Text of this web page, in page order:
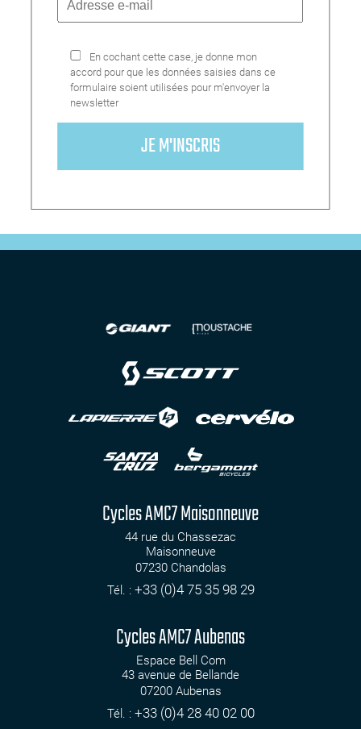
En cochant cette case, je donne mon
accord pour que les données saisies dans ce
formulaire soient utilisées pour m'envoyer la
newsletter
Cycles AMC7 Maisonneuve
44 rue du Chassezac
Maisonneuve
07230 Chandolas
Tél. : +33 (0)4 75 35 98 29
Cycles AMC7 Aubenas
Espace Bell Com
43 avenue de Bellande
07200 Aubenas
Tél. : +33 (0)4 28 40 02 00